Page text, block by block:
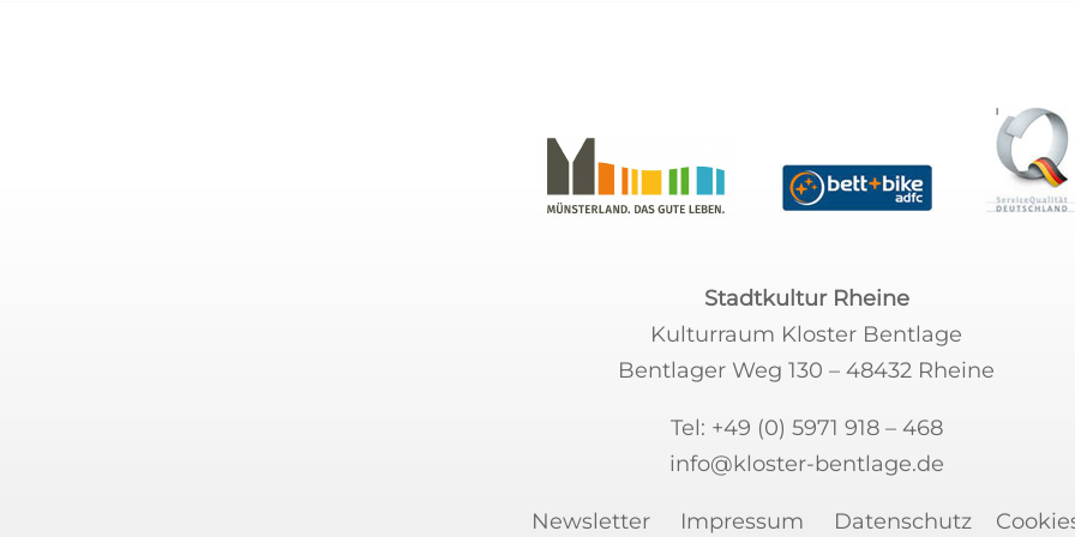
Stadtkultur Rheine
Kulturraum Kloster Bentlage
Bentlager Weg 130 – 48432 Rheine
Tel: +49 (0) 5971 918 – 468
info@kloster-bentlage.de
Newsletter Impressum Datenschutz